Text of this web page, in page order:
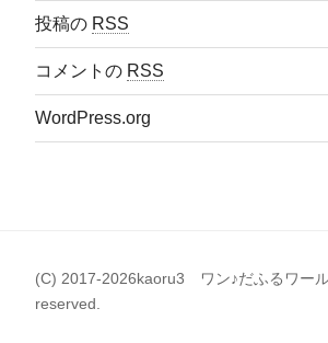
投稿の RSS
コメントの RSS
WordPress.org
(C) 2017-2026kaoru3 ワン♪だふるワ
reserved.